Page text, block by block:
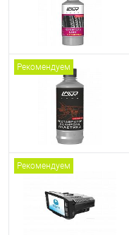
Рекомендуем
Рекомендуем